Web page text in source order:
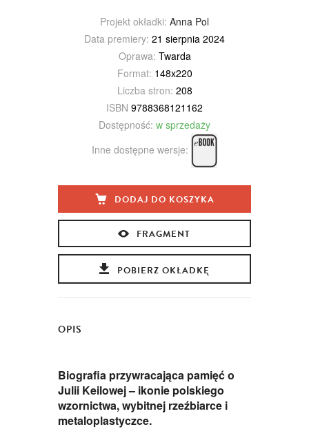
Projekt okładki: Anna Pol
Data premiery: 21 sierpnia 2024
Oprawa: Twarda
Format: 148x220
Liczba stron: 208
ISBN 9788368121162
Dostępność: w sprzedaży
Inne dostępne wersje:
DODAJ DO KOSZYKA
FRAGMENT
POBIERZ OKŁADKĘ
OPIS
Biografia przywracająca pamięć o
Julii Keilowej – ikonie polskiego
wzornictwa, wybitnej rzeźbiarce i
metaloplastyczce.